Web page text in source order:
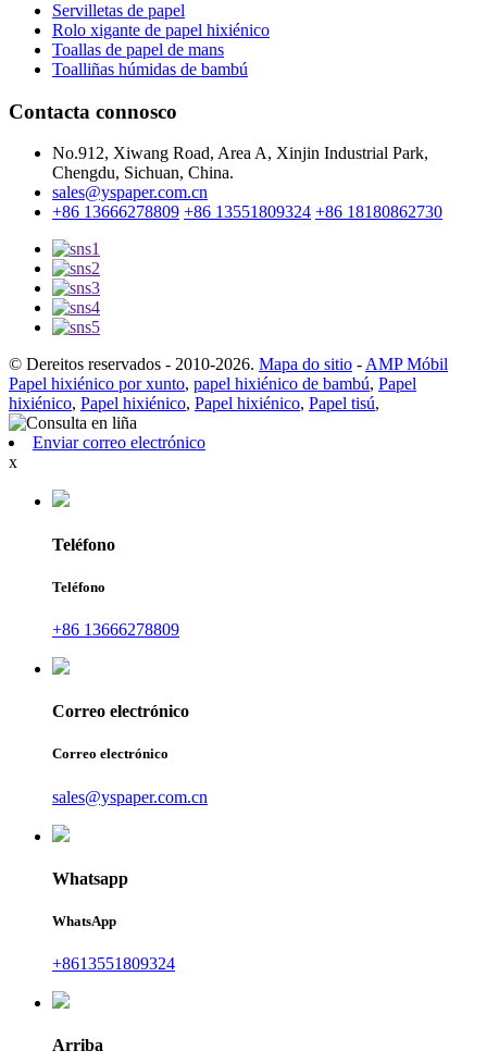
Servilletas de papel
Rolo xigante de papel hixiénico
Toallas de papel de mans
Toalliñas húmidas de bambú
Contacta connosco
No.912, Xiwang Road, Area A, Xinjin Industrial Park,
Chengdu, Sichuan, China.
sales@yspaper.com.cn
+86 13666278809 +86 13551809324 +86 18180862730
© Dereitos reservados - 2010-2026. Mapa do sitio - AMP Móbil
Papel hixiénico por xunto, papel hixiénico de bambú, Papel
hixiénico, Papel hixiénico, Papel hixiénico, Papel tisú,
Enviar correo electrónico
x
Teléfono
Teléfono
+86 13666278809
Correo electrónico
Correo electrónico
sales@yspaper.com.cn
Whatsapp
WhatsApp
+8613551809324
Arriba